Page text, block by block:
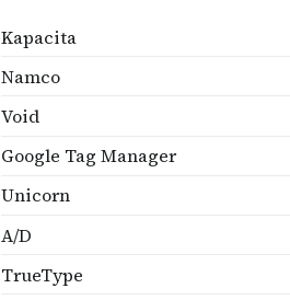
Kapacita
Namco
Void
Google Tag Manager
Unicorn
A/D
TrueType